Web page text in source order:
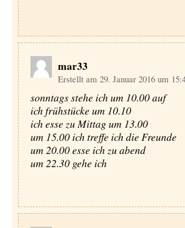
mar33
Erstellt am 29. Januar 2016 um
sonntags stehe ich um 10.00 auf
ich frühstücke um 10.10
ich esse zu Mittag um 13.00
um 15.00 ich treffe ich die Freunde
um 20.00 esse ich zu abend
um 22.30 gehe ich